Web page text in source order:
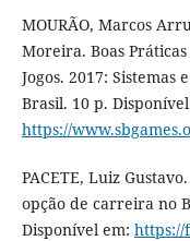
MOURÃO, Marcos
Moreira. Boas
Jogos. 2017:
Brasil. 10 p.
https://
PACETE, Luiz
opção de carreira no
Disponível em: https://